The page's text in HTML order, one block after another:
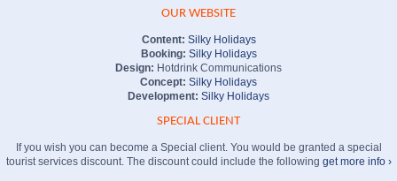
OUR WEBSITE
Content: Silky Holidays
Booking: Silky Holidays
Design: Hotdrink Communications
Concept: Silky Holidays
Development: Silky Holidays
SPECIAL CLIENT
If you wish you can become a Special client. You would be granted a special
tourist services discount. The discount could include the following get more info ›